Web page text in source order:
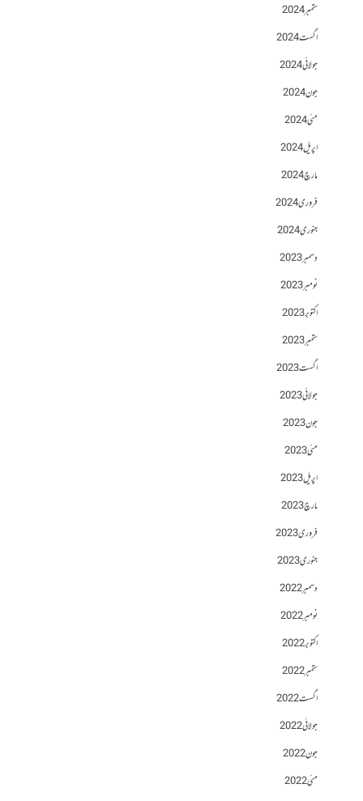
ستمبر 2024
اگست 2024
جولائی 2024
جون 2024
مئی 2024
اپریل 2024
مارچ 2024
فروری 2024
جنوری 2024
دسمبر 2023
نومبر 2023
اکتوبر 2023
ستمبر 2023
اگست 2023
جولائی 2023
جون 2023
مئی 2023
اپریل 2023
مارچ 2023
فروری 2023
جنوری 2023
دسمبر 2022
نومبر 2022
اکتوبر 2022
ستمبر 2022
اگست 2022
جولائی 2022
جون 2022
مئی 2022